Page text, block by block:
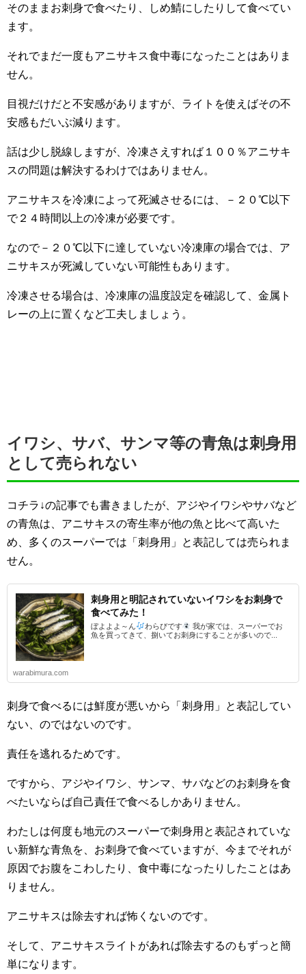
そのままお刺身で食べたり、しめ鯖にしたりして食べてい
ます。
それでまだ一度もアニサキス食中毒になったことはありま
せん。
目視だけだと不安感がありますが、ライトを使えばその不
安感もだいぶ減ります。
話は少し脱線しますが、冷凍さえすれば１００％アニサキ
スの問題は解決するわけではありません。
アニサキスを冷凍によって死滅させるには、－２０℃以下
で２４時間以上の冷凍が必要です。
なので－２０℃以下に達していない冷凍庫の場合では、ア
ニサキスが死滅していない可能性もあります。
冷凍させる場合は、冷凍庫の温度設定を確認して、金属ト
レーの上に置くなど工夫しましょう。
イワシ、サバ、サンマ等の青魚は刺身用
として売られない
コチラ↓の記事でも書きましたが、アジやイワシやサバなど
の青魚は、アニサキスの寄生率が他の魚と比べて高いた
め、多くのスーパーでは「刺身用」と表記しては売られま
せん。
刺身用と明記されていないイワシをお刺身で
食べてみた！
ぼよよよ～ん わらびです
我が家では、スーパーでお
魚を買ってきて、捌いてお刺身にすることが多いので...
warabimura.com
刺身で食べるには鮮度が悪いから「刺身用」と表記してい
ない、のではないのです。
責任を逃れるためです。
ですから、アジやイワシ、サンマ、サバなどのお刺身を食
べたいならば自己責任で食べるしかありません。
わたしは何度も地元のスーパーで刺身用と表記されていな
い新鮮な青魚を、お刺身で食べていますが、今までそれが
原因でお腹をこわしたり、食中毒になったりしたことはあ
りません。
アニサキスは除去すれば怖くないのです。
そして、アニサキスライトがあれば除去するのもずっと簡
単になります。